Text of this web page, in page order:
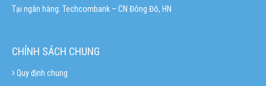
Tại ngân hàng: Techcombank – CN Đông Đô, HN
CHÍNH SÁCH CHUNG
Quy định chung